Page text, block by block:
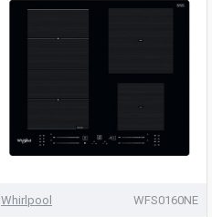
Whirlpool WFS0160NE